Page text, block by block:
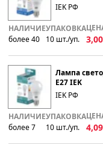
IEK РФ
НАЛИЧИЕ
более 40
УПАКОВКА
10 шт./уп. 3,00
Лампа
E27 IEK
IEK РФ
НАЛИЧИЕ
более 7
УПАКОВКА
10 шт./уп. 4,09